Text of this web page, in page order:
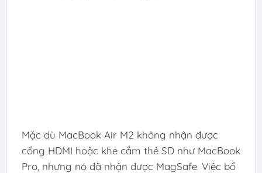
Mặc dù MacBook Air M2 không nhận được
cổng HDMI hoặc khe cắm thẻ SD như MacBook
Pro, nhưng nó đã nhận được MagSafe. Việc bổ